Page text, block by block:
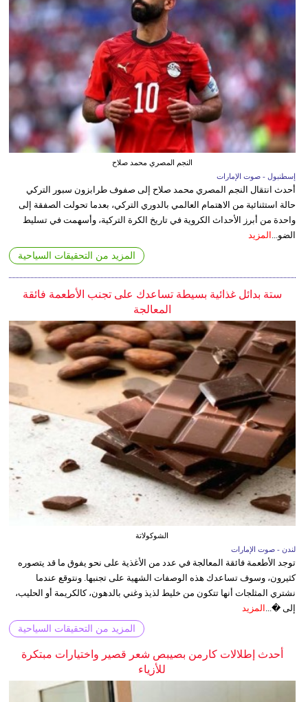
النجم المصري محمد صلاح
إسطنبول - صوت الإمارات
أحدث انتقال النجم المصري محمد صلاح إلى صفوف طرابزون سبور التركي
حالة استثنائية من الاهتمام العالمي بالدوري التركي، بعدما تحولت الصفقة إلى
واحدة من أبرز الأحداث الكروية في تاريخ الكرة التركية، وأسهمت في تسليط
الضو... المزيد
المزيد من التحقيقات السياحية
ستة بدائل غذائية بسيطة تساعدك على تجنب الأطعمة فائقة
المعالجة
الشوكولاتة
لندن - صوت الإمارات
توجد الأطعمة فائقة المعالجة في عدد من الأغذية على نحو يفوق ما قد يتصوره
كثيرون، وسوف تساعدك هذه الوصفات الشهية على تجنبها. ونتوقع عندما
نشتري المثلجات أنها تتكون من خليط لذيذ وغني بالدهون، كالكريمة أو الحليب،
إلى �... المزيد
المزيد من التحقيقات السياحية
أحدث إطلالات كارمن بصيبص شعر قصير واختيارات مبتكرة
للأزياء